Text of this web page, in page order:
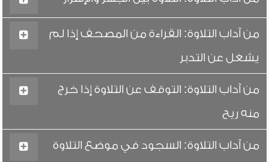
من آداب التلاوة: القراءة من المصحف إذا لم
يشغل عن التدبر
من آداب التلاوة: التوقف عن التلاوة إذا خرج
منه ريح
من آداب التلاوة: السجود في موضع التلاوة